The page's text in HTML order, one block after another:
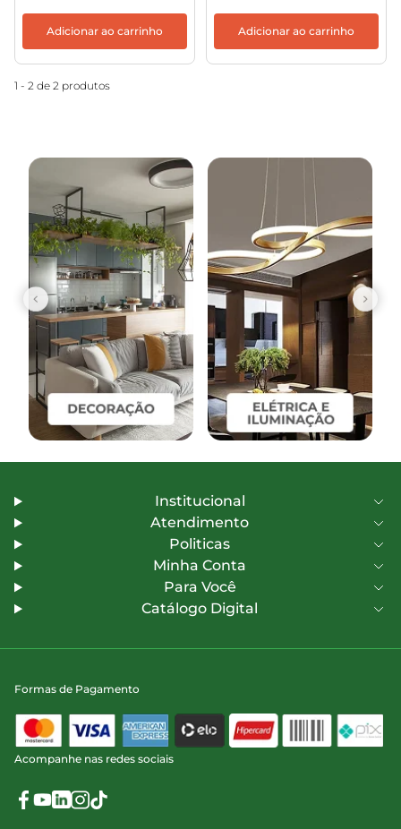
Adicionar ao carrinho Adicionar ao carrinho
1 - 2 de 2 produtos
Institucional
Atendimento
Politicas
Minha Conta
Para Você
Catálogo Digital
Formas de Pagamento
Acompanhe nas redes sociais